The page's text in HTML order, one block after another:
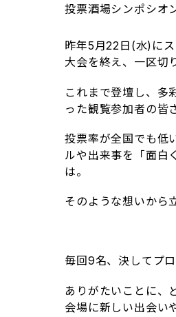
投票酒場シンポシオ
昨年5月22日(水)に
大会を終え、一区切
これまで登壇し、多
った観覧参加者の皆
投票率が全国でも低
ルや出来事を「面白
は。
そのような想いから
毎回9名、決してプ
ありがたいことに、
会場に新しい出会い